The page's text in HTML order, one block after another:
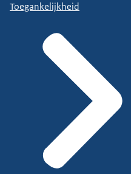
Toegankelijkheid